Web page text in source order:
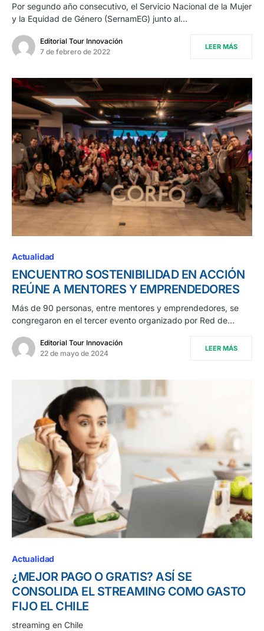
Por segundo año consecutivo, el Servicio Nacional de la Mujer
y la Equidad de Género (SernamEG) junto al…
Editorial Tour Innovación
7 de febrero de 2022
LEER MÁS
Actualidad
ENCUENTRO SOSTENIBILIDAD EN ACCIÓN
REÚNE A MENTORES Y EMPRENDEDORES
Más de 90 personas, entre mentores y emprendedores, se
congregaron en el tercer evento organizado por Red de…
Editorial Tour Innovación
22 de mayo de 2024
LEER MÁS
Actualidad
¿MEJOR PAGO O GRATIS? ASÍ SE
CONSOLIDA EL STREAMING COMO GASTO
FIJO EL CHILE
streaming en Chile